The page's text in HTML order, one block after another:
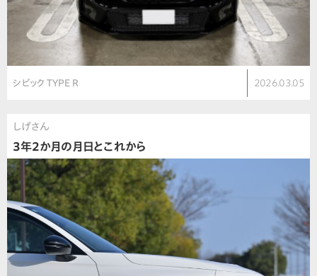
シビック TYPE R 2026.03.05
しげさん
3年2か月の月日とこれから